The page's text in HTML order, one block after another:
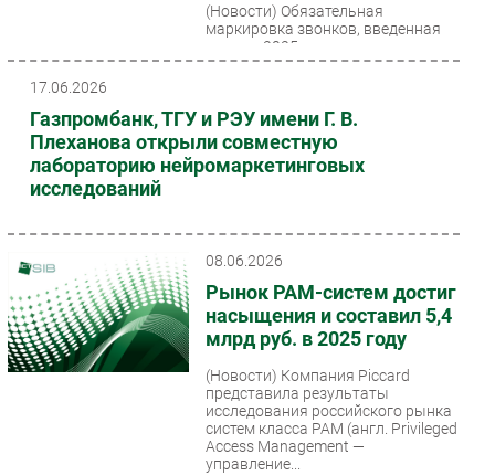
(Новости) Обязательная
маркировка звонков, введенная
осенью 2025 года, стала
крупнейшим изменением на рынке
17.06.2026
Газпромбанк, ТГУ и РЭУ имени Г. В.
Плеханова открыли совместную
лабораторию нейромаркетинговых
исследований
08.06.2026
Рынок PAM-систем достиг
насыщения и составил 5,4
млрд руб. в 2025 году
(Новости) Компания Piccard
представила результаты
исследования российского рынка
систем класса PAM (англ. Privileged
Access Management —
управление...